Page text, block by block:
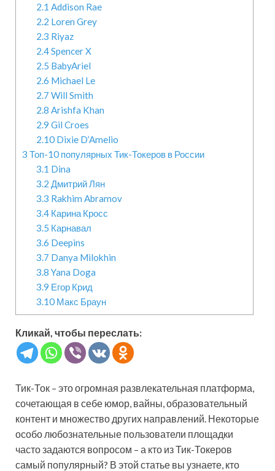
2.1 Addison Rae
2.2 Loren Grey
2.3 Riyaz
2.4Spencer X
2.5 BabyAriel
2.6 Michael Le
2.7 Will Smith
2.8 Arishfa Khan
2.9 Gil Croes
2.10Dixie D’Amelio
3 Топ-10 популярных Тик-Токеров в России
3.1 Dina
3.2 Дмитрий Лян
3.3 Rakhim Abramov
3.4Карина Кросс
3.5 Карнавал
3.6 Deepins
3.7 Danya Milokhin
3.8 Yana Doga
3.9 Егор Крид
3.10Макс Браун
Кликай, чтобы переслать:
Тик-Ток – это огромная развлекательная платформа,
сочетающая в себе юмор, вайны, образовательный
контент и множество других направлений. Некоторые
особо любознательные пользователи площадки
часто задаются вопросом – а кто из Тик-Токеров
самый популярный? В этой статье вы узнаете, кто